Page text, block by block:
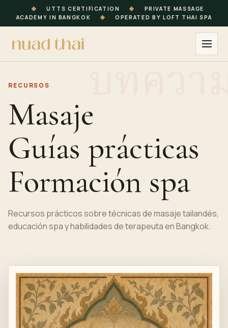
◆ UTTS CERTIFICATION ◆
PRIVATE MASSAGE
ACADEMY IN BANGKOK
◆ OPERATED BY LOFT THAI SPA
RECURSOS
Masaje
Guías prácticas
Formación spa
Recursos prácticos sobre técnicas de masaje tailandés,
educación spa y habilidades de terapeuta en Bangkok.